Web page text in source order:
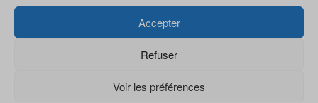
Accepter
Refuser
Voir les préférences